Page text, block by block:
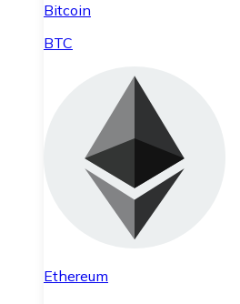
Bitcoin
BTC
Ethereum